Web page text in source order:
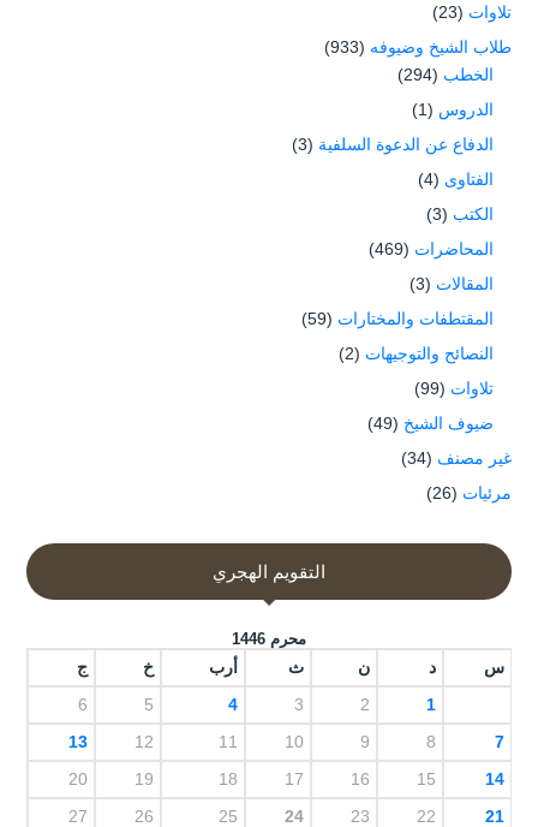
تلاوات (23)
طلاب الشيخ وضيوفه (933)
الخطب (294)
الدروس (1)
الدفاع عن الدعوة السلفية (3)
الفتاوى (4)
الكتب (3)
المحاضرات (469)
المقالات (3)
المقتطفات والمختارات (59)
النصائح والتوجيهات (2)
تلاوات (99)
ضيوف الشيخ (49)
غير مصنف (34)
مرئيات (26)
التقويم الهجري
محرم 1446
س د ن ث أرب خ ج
1
2
3
4
5
6
7
8
9
10
11
12
13
14
15
16
17
18
19
20
21
22
23
24
25
26
27